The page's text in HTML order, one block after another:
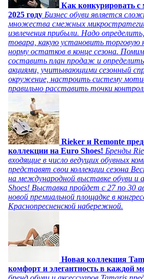
Как конкурировать с
2025 году Бизнес обуви является
множества смежных
извлечения прибыли. Надо
товара, какую установить торговую
норму остатков в конце сезона.
составить план продаж и
акциями, учитывающими сезонный
окружение, настроить систему
правильно расставить точки
Rieker и Remonte
коллекции на Euro Shoes! Бренды
входящие в число ведущих обувных
представят свои коллекции сезона
на международной выставке обуви и
Shoes! Выставка пройдет c 27 по 30
новой премиальной площадке в
Краснопресненской набережной.
Новая коллекция
комфорт и элегантность в каждой